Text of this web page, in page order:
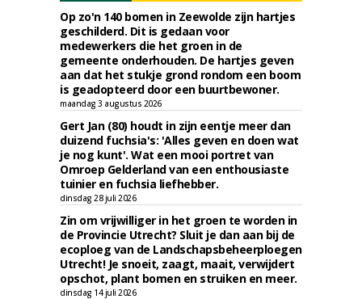
Op zo'n 140 bomen in Zeewolde zijn hartjes
geschilderd. Dit is gedaan voor
medewerkers die het groen in de
gemeente onderhouden. De hartjes geven
aan dat het stukje grond rondom een boom
is geadopteerd door een buurtbewoner.
maandag 3 augustus 2026
Gert Jan (80) houdt in zijn eentje meer dan
duizend fuchsia's: 'Alles geven en doen wat
je nog kunt'. Wat een mooi portret van
Omroep Gelderland van een enthousiaste
tuinier en fuchsia liefhebber.
dinsdag 28 juli 2026
Zin om vrijwilliger in het groen te worden in
de Provincie Utrecht? Sluit je dan aan bij de
ecoploeg van de Landschapsbeheerploegen
Utrecht! Je snoeit, zaagt, maait, verwijdert
opschot, plant bomen en struiken en meer.
dinsdag 14 juli 2026